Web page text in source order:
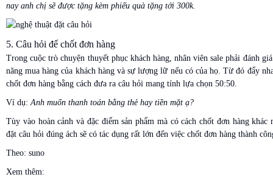
nay anh chị sẽ được tặng kèm phiếu quà tặng tới 300k.
5. Câu hỏi để chốt đơn hàng
Trong cuộc trò chuyện thuyết phục khách hàng, nhân viên sale phải đánh
năng mua hàng của khách hàng và sự lượng lữ nếu có của họ. Từ đó đẩy
chốt đơn hàng bằng cách đưa ra câu hỏi mang tính lựa chọn 50:50.
Ví dụ:Anh muốn thanh toán bằng thẻ hay tiền mặt ạ?
Tùy vào hoàn cảnh và đặc điểm sản phẩm mà có cách chốt đơn hàng khác
đặt câu hỏi đúng ách sẽ có tác dụng rất lớn đến việc chốt đơn hàng thành
Theo: suno
Xem thêm: